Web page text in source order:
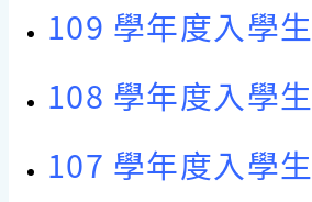
109 學年度入學
108 學年度入學
107 學年度入學